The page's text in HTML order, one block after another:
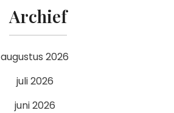
Archief
augustus 2026
juli 2026
juni 2026